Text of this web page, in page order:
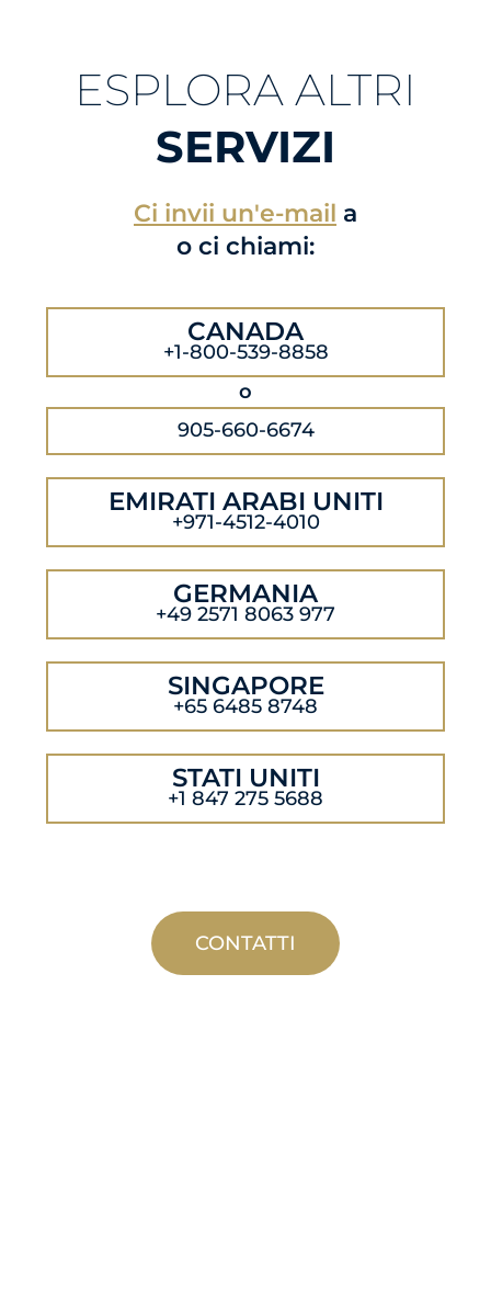
ESPLORA ALTRI
SERVIZI
Ci invii un'e-mail a
o ci chiami:
CANADA
+1-800-539-8858
o
905-660-6674
EMIRATI ARABI UNITI
+971-4512-4010
GERMANIA
+49 2571 8063 977
SINGAPORE
+65 6485 8748
STATI UNITI
+1 847 275 5688
CONTATTI